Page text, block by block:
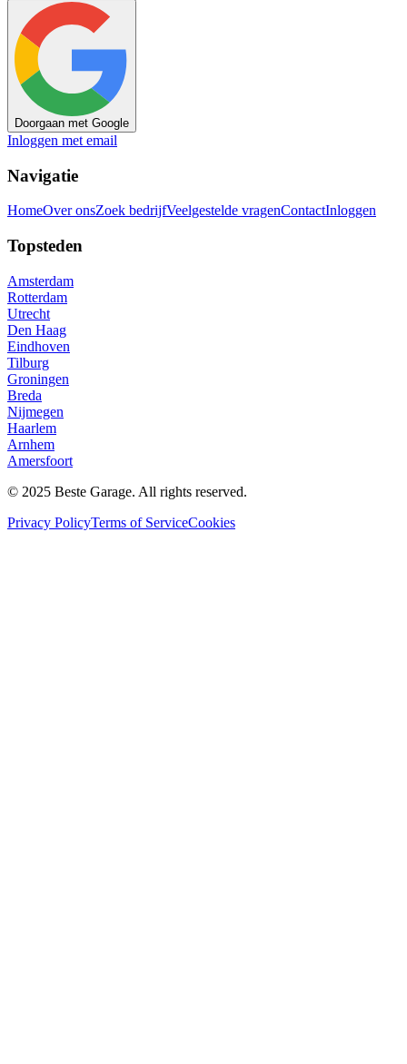
Doorgaan met Google
Inloggen met email
Navigatie
HomeOver onsZoek bedrijfVeelgestelde vragenContactInloggen
Topsteden
Amsterdam
Rotterdam
Utrecht
Den Haag
Eindhoven
Tilburg
Groningen
Breda
Nijmegen
Haarlem
Arnhem
Amersfoort
© 2025 Beste Garage. All rights reserved.
Privacy PolicyTerms of ServiceCookies